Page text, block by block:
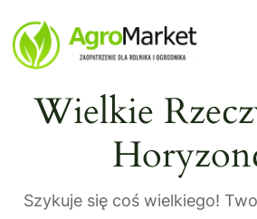
Wielkie
Szykuje się coś wielkiego!